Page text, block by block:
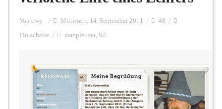
Personalien
FUNKTURM-Beiträge
Von owy Mittwoch, 14. September 2011 48
Flurschelte dampfer.net, SZ